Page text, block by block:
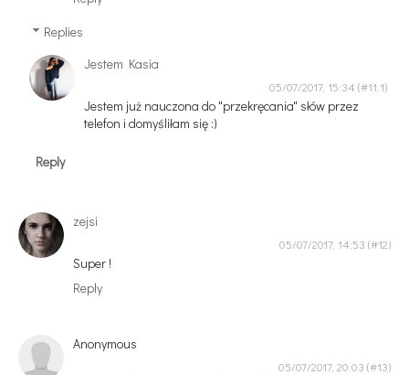
Replies
Jestem Kasia
05/07/2017, 15:34
Jestem już nauczona do "przekręcania" słów przez
telefon i domyśliłam się :)
Reply
zejsi
05/07/2017, 14:53
Super !
Reply
Anonymous
05/07/2017, 20:03